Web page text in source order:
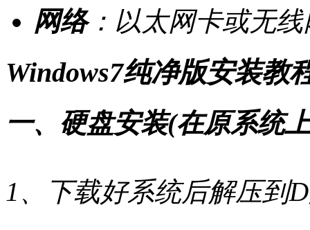
网络：以太网卡或无
Windows7纯净版安装教
一、硬盘安装(在原系统
1、下载好系统后解压到